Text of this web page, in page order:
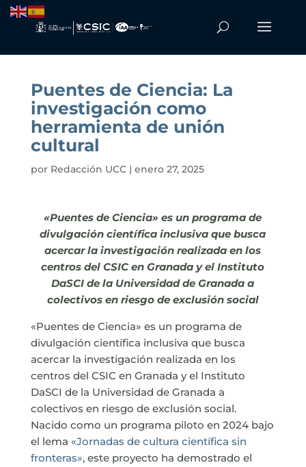
Puentes de Ciencia: La
investigación como
herramienta de unión
cultural
por Redacción UCC| enero 27, 2025
«Puentes de Ciencia» es un programa de
divulgación científica inclusiva que busca
acercar la investigación realizada en los
centros del CSIC en Granada y el Instituto
DaSCI de la Universidad de Granada a
colectivos en riesgo de exclusión social
«Puentes de Ciencia» es un programa de
divulgación científica inclusiva que busca
acercar la investigación realizada en los
centros del CSIC en Granada y el Instituto
DaSCI de la Universidad de Granada a
colectivos en riesgo de exclusión social.
Nacido como un programa piloto en 2024 bajo
el lema «Jornadas de cultura científica sin
fronteras», este proyecto ha demostrado el